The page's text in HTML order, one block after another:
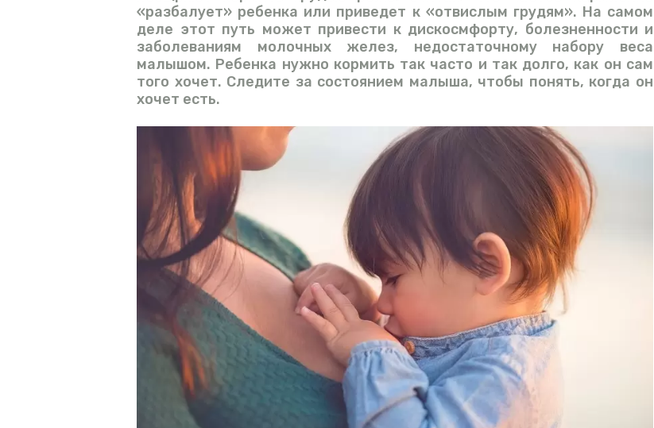
«разбалует» ребенка или приведет к «отвислым грудям». На самом
деле этот путь может привести к дискосмфорту, болезненности и
заболеваниям молочных желез, недостаточному набору веса
малышом. Ребенка нужно кормить так часто и так долго, как он сам
того хочет. Следите за состоянием малыша, чтобы понять, когда он
хочет есть.